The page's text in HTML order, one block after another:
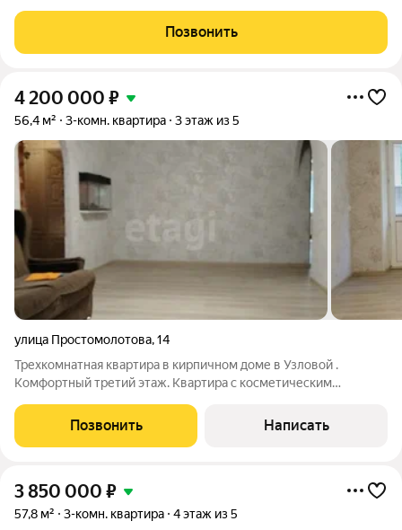
инфраструктурой в шаговой доступности от центра города.
Рядом детский сад, школа, музыкальная
Позвонить
4 200 000 ₽
56,4 м² 3-комн. квартира 3 этаж из 5
улица Простомолотова,14
Трехкомнатная квартира в кирпичном доме в Узловой .
Комфортный третий этаж. Квартира с косметическим
Изолированные комнаты, окна выходят на разные стороны..
Кладовка, застекленный балкон,
Позвонить Написать
3 850 000 ₽
57,8 м² 3-комн. квартира 4 этаж из 5